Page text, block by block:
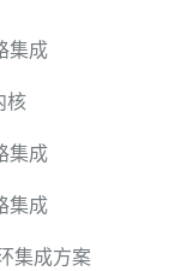
集成
核
集成
集成
集成方案